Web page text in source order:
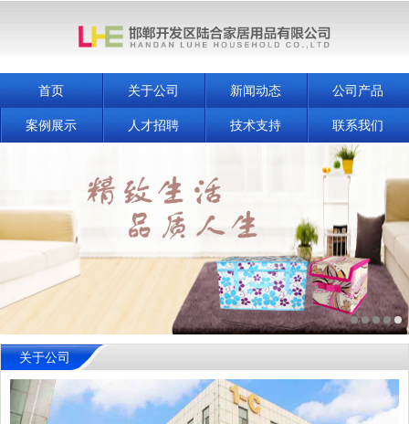
首页 关于公司 新闻动态 公司产品
案例展示 人才招聘 技术支持 联系我们
关于公司